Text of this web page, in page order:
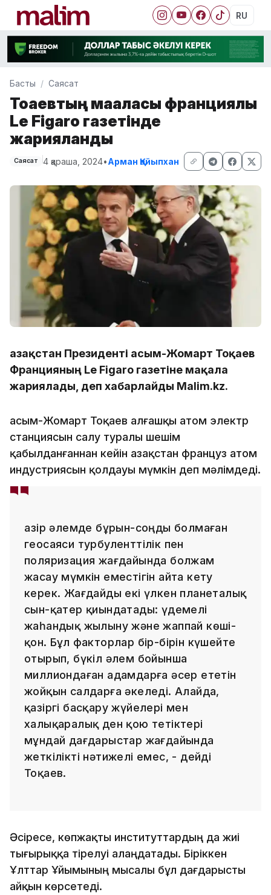
RU
Басты Саясат
Тоқаевтың мақаласы франциялық
Le Figaro газетінде
жарияланды
Саясат 4 қараша, 2024•Арман Қайыпхан
Қазақстан Президенті Қасым-Жомарт Тоқаев
Францияның Le Figaro газетіне мақала
жариялады, деп хабарлайды Malim.kz.
Қасым-Жомарт Тоқаев алғашқы атом электр
станциясын салу туралы шешім
қабылданғаннан кейін Қазақстан француз атом
индустриясын қолдауы мүмкін деп мәлімдеді.
Қазір әлемде бұрын-соңды болмаған
геосаяси турбуленттілік пен
поляризация жағдайында болжам
жасау мүмкін еместігін айта кету
керек. Жағдайды екі үлкен планеталық
сын-қатер қиындатады: үдемелі
жаһандық жылыну және жаппай көші-
қон. Бұл факторлар бір-бірін күшейте
отырып, бүкіл әлем бойынша
миллиондаған адамдарға әсер ететін
жойқын салдарға әкеледі. Алайда,
қазіргі басқару жүйелері мен
халықаралық ден қою тетіктері
мұндай дағдарыстар жағдайында
жеткілікті нәтижелі емес, - дейді
Тоқаев.
Әсіресе, көпжақты институттардың да жиі
тығырыққа тірелуі алаңдатады. Біріккен
Ұлттар Ұйымының мысалы бұл дағдарысты
айқын көрсетеді.